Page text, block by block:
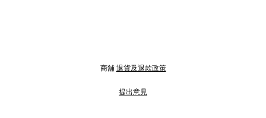
商舖 退貨及退款政策
提出意見